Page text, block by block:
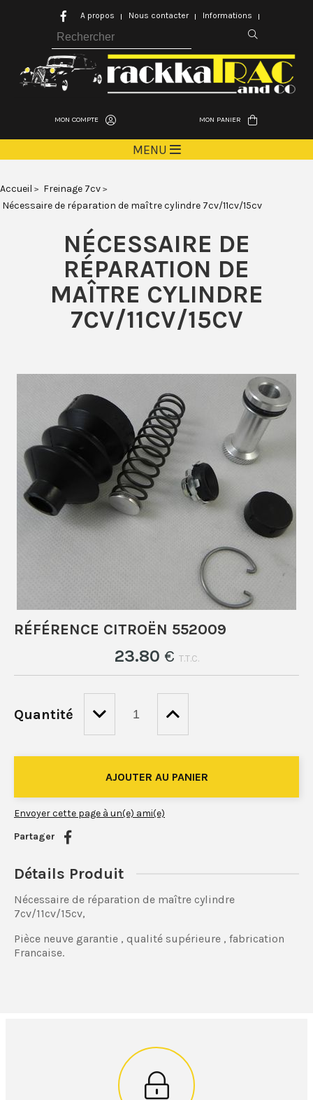
MON COMPTE MON PANIER
MENU
Accueil
Freinage 7cv
Nécessaire de réparation de maître cylindre 7cv/11cv/15cv
NÉCESSAIRE DE
RÉPARATION DE
MAÎTRE CYLINDRE
7CV/11CV/15CV
RÉFÉRENCE CITROËN 552009
23.80 € T.T.C.
Quantité
Envoyer cette page à un(e) ami(e)
Partager
Détails Produit
Nécessaire de réparation de maître cylindre
7cv/11cv/15cv,
Pièce neuve garantie , qualité supérieure , fabrication
Francaise.
A propos Nous contacter Informations